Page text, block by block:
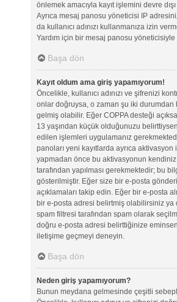
önlemek amacıyla kayıt işlemini devre
Ayrıca mesaj panosu yöneticisi IP
da kullanıcı adınızı kullanmanıza izin
Yardım için bir mesaj panosu
Başa dön
Kayıt oldum ama giriş yapamıyorum!
Öncelikle, kullanıcı adınızı ve şifrenizi
onlar doğruysa, o zaman şu iki durumdan
gelmiş olabilir. Eğer COPPA desteği açıksa
13 yaşından küçük olduğunuzu
edilen işlemleri uygulamanız
panoları yeni kayıtlarda ayrıca
yapmadan önce bu aktivasyonun
tarafından yapılması gerekmektedir; bu
gösterilmiştir. Eğer size bir e-posta
açıklamaları takip edin. Eğer bir e-posta
bir e-posta adresi belirtmiş olabilirsiniz ya
spam filtresi tarafından spam olarak
doğru e-posta adresi belirttiğinize
iletişime geçmeyi deneyin.
Başa dön
Neden giriş yapamıyorum?
Bunun meydana gelmesinde çeşitli